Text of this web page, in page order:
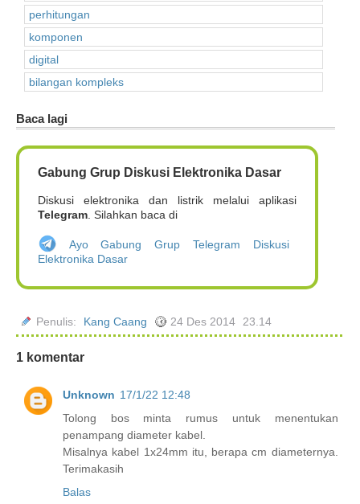
perhitungan
komponen
digital
bilangan kompleks
Baca lagi
Gabung Grup Diskusi Elektronika Dasar
Diskusi elektronika dan listrik melalui aplikasi
Telegram. Silahkan baca di
Ayo Gabung Grup Telegram Diskusi
Elektronika Dasar
Penulis: Kang Caang 24 Des 2014 23.14
1 komentar
Unknown 17/1/22 12:48
Tolong bos minta rumus untuk menentukan
penampang diameter kabel.
Misalnya kabel 1x24mm itu, berapa cm diameternya.
Terimakasih
Balas